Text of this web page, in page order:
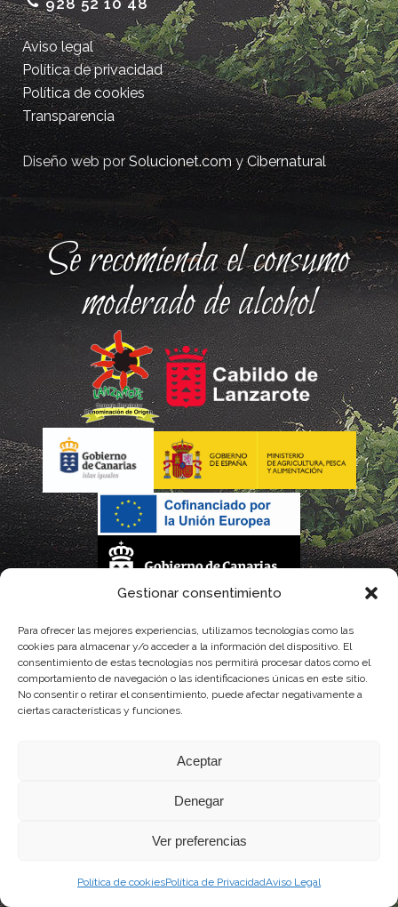
Gestionar consentimiento
Para ofrecer las mejores experiencias, utilizamos tecnologías como las
cookies para almacenar y/o acceder a la información del dispositivo. El
consentimiento de estas tecnologías nos permitirá procesar datos como el
comportamiento de navegación o las identificaciones únicas en este sitio.
No consentir o retirar el consentimiento, puede afectar negativamente a
ciertas características y funciones.
Aceptar
Denegar
Ver preferencias
Política de cookiesPolítica de PrivacidadAviso Legal
928 52 10 48
Aviso legal
Política de privacidad
Política de cookies
Transparencia
Diseño web porSolucionet.comyCibernatural
Se recomienda el consumo
moderado de alcohol
parcialmente, por el Gobierno de Canarias
con fondos provenientes del presupuesto de gastos del Instituto Canario de
Calidad Agroalimentaria